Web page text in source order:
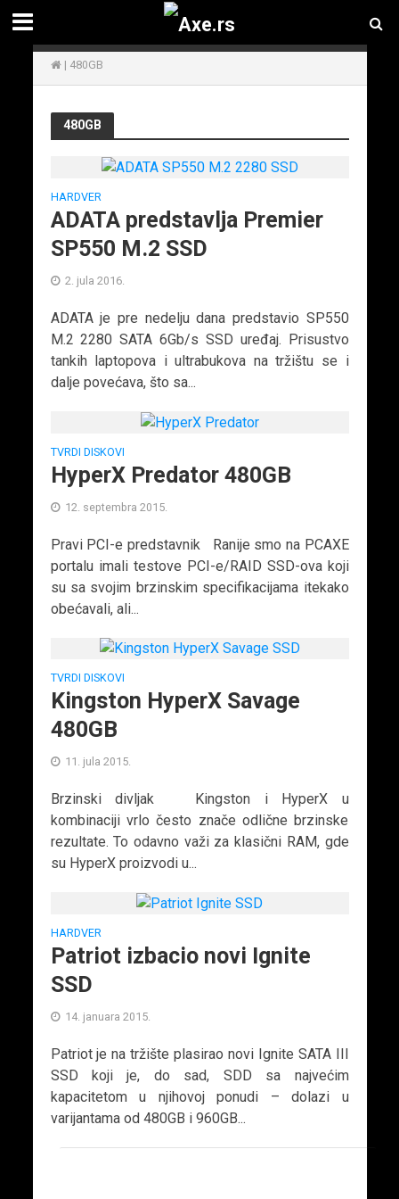
| 480GB
480GB
HARDVER
ADATA predstavlja Premier
SP550 M.2 SSD
2. jula 2016.
ADATA je pre nedelju dana predstavio SP550
M.2 2280 SATA 6Gb/s SSD uređaj. Prisustvo
tankih laptopova i ultrabukova na tržištu se i
dalje povećava, što sa...
TVRDI DISKOVI
HyperX Predator 480GB
12. septembra 2015.
Pravi PCI-e predstavnik Ranije smo na PCAXE
portalu imali testove PCI-e/RAID SSD-ova koji
su sa svojim brzinskim specifikacijama itekako
obećavali, ali...
TVRDI DISKOVI
Kingston HyperX Savage
480GB
11. jula 2015.
Brzinski divljak Kingston i HyperX u
kombinaciji vrlo često znače odlične brzinske
rezultate. To odavno važi za klasični RAM, gde
su HyperX proizvodi u...
HARDVER
Patriot izbacio novi Ignite
SSD
14. januara 2015.
Patriot je na tržište plasirao novi Ignite SATA III
SSD koji je, do sad, SDD sa najvećim
kapacitetom u njihovoj ponudi – dolazi u
varijantama od 480GB i 960GB...